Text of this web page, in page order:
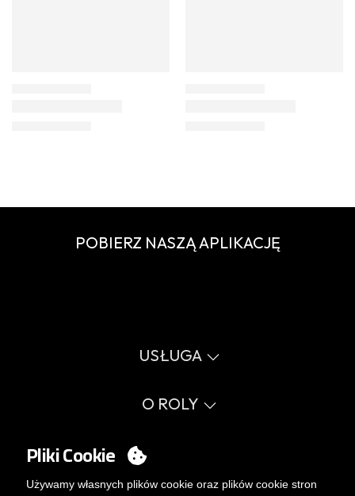
POBIERZ NASZĄ APLIKACJĘ
USŁUGA
Przewodnik po rozmiarach
Słownik
Errata katalog
O ROLY
Sprawy społeczne
Pracuj z nami
MY ACCOUNT
Logowanie
Pliki Cookie
Używamy własnych plików cookie oraz plików cookie stron